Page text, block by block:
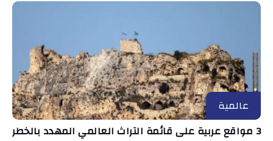
عالمية
3 مواقع عربية على قائمة التراث العالمي المهدد بالخطر